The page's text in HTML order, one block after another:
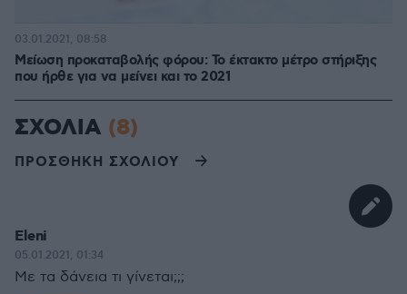
Μείωση προκαταβολής φόρου: Το έκτακτο μέτρο στήριξης
που ήρθε για να μείνει και το 2021
03.01.2021, 08:58
ΣΧΟΛΙΑ (8)
ΠΡΟΣΘΗΚΗ ΣΧΟΛΙΟΥ
Eleni
05.01.2021, 01:34
Με τα δάνεια τι γίνεται;;;